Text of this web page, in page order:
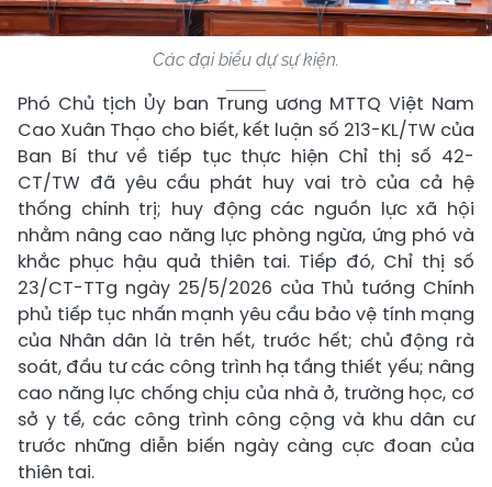
Các đại biểu dự sự kiện.
Phó Chủ tịch Ủy ban Trung ương MTTQ Việt Nam
Cao Xuân Thạo cho biết, kết luận số 213-KL/TW của
Ban Bí thư về tiếp tục thực hiện Chỉ thị số 42-
CT/TW đã yêu cầu phát huy vai trò của cả hệ
thống chính trị; huy động các nguồn lực xã hội
nhằm nâng cao năng lực phòng ngừa, ứng phó và
khắc phục hậu quả thiên tai. Tiếp đó, Chỉ thị số
23/CT-TTg ngày 25/5/2026 của Thủ tướng Chính
phủ tiếp tục nhấn mạnh yêu cầu bảo vệ tính mạng
của Nhân dân là trên hết, trước hết; chủ động rà
soát, đầu tư các công trình hạ tầng thiết yếu; nâng
cao năng lực chống chịu của nhà ở, trường học, cơ
sở y tế, các công trình công cộng và khu dân cư
trước những diễn biến ngày càng cực đoan của
thiên tai.